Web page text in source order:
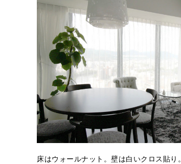
床はウォールナット。壁は白いクロス貼り。